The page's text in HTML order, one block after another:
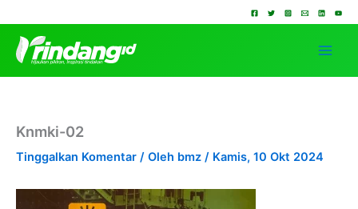
ke
konten
Knmki-02
Tinggalkan Komentar / Oleh bmz / Kamis, 10 Okt 2024